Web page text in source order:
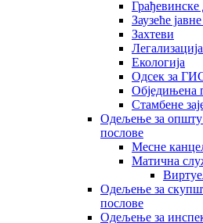
Грађевинске
Заузеће
Захтеви
Екологија
Одсек за
Обједињена
Стамбене
Oдељење за општу
послове
Месне
Матична
Одељење за
послове
Одељење за